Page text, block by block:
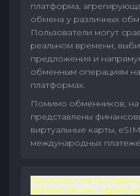
платформа,
обмена у различных
Пользователи могут
реальном времени,
предложения и
обменным операциям
платформах.
Помимо обменников,
представлены
виртуальные карты,
международных
Проводит ли
финансовыми